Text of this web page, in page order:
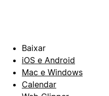
Baixar
iOS e Android
Mac e Windows
Calendar